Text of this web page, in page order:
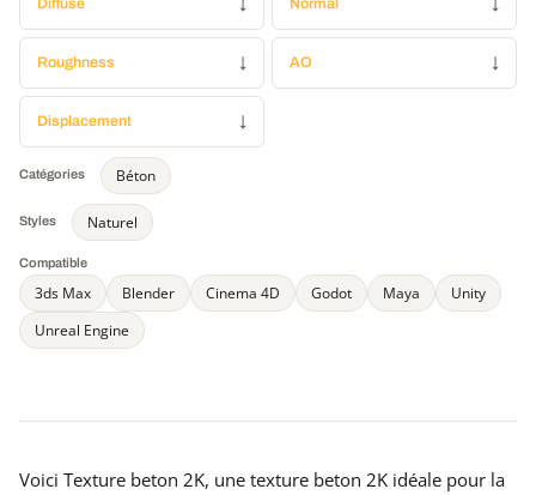
Roughness ↓ AO ↓
Displacement ↓
Catégories Béton
Styles Naturel
Compatible
3ds Max Blender Cinema 4D Godot Maya
Unity
Unreal Engine
Voici Texture beton 2K, une texture beton 2K idéale pour la